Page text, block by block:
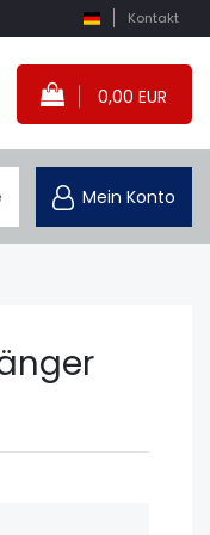
Kontakt
0,00 EUR
Mein Konto